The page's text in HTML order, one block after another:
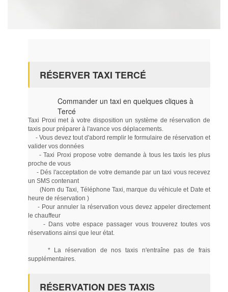
RÉSERVER TAXI TERCÉ
Commander un taxi en quelques cliques à
Tercé
Taxi Proxi met à votre disposition un système de réservation de
taxis pour préparer à l'avance vos déplacements.
- Vous devez tout d'abord remplir le formulaire de réservation et
valider vos données
- Taxi Proxi propose votre demande à tous les taxis les plus
proche de vous
- Dés l'acceptation de votre demande par un taxi vous recevez
un SMS contenant
(Nom du Taxi, Téléphone Taxi, marque du véhicule et Date et
heure de réservation )
- Pour annuler la réservation vous devez appeler directement
le chauffeur
- Dans votre espace passager vous trouverez toutes vos
réservations ainsi que leur état.
* La réservation de nos taxis n'entraîne pas de frais
supplémentaires.
RÉSERVATION DES TAXIS